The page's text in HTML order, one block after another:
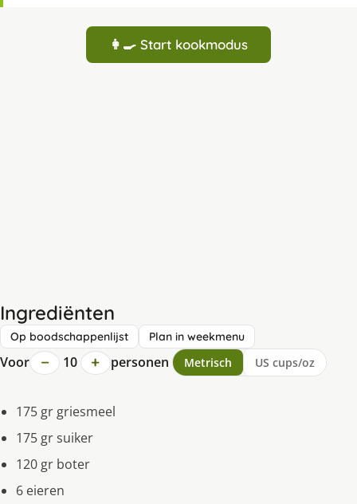
👩‍🍳 Start kookmodus
Ingrediënten
Op boodschappenlijst Plan in weekmenu
Voor − 10 + personen Metrisch US cups/oz
175 gr griesmeel
175 gr suiker
120 gr boter
6 eieren